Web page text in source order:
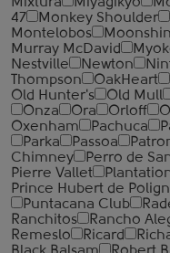
47
Monkey Shoulder
Montelobos
Murray McDavid
Nestville
Newton
Thompson
OakHeart
Old Hunter's
Old Mull
Onza
Ora Orloff
Oxenham
Pachuca
Parka
Passoa
Chimney
Perro de
Pierre Vallet
Prince Hubert de
Puntacana Club
Ranchitos
Rancho
Remeslo
Ricard